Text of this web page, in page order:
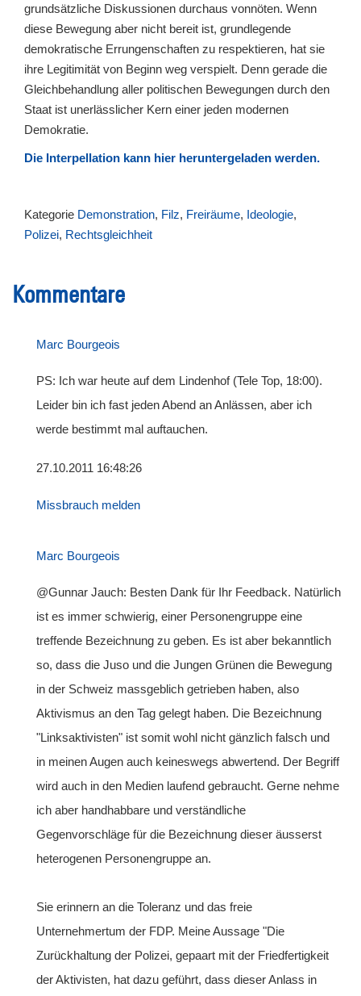
grundsätzliche Diskussionen durchaus vonnöten. Wenn
diese Bewegung aber nicht bereit ist, grundlegende
demokratische Errungenschaften zu respektieren, hat sie
ihre Legitimität von Beginn weg verspielt. Denn gerade die
Gleichbehandlung aller politischen Bewegungen durch den
Staat ist unerlässlicher Kern einer jeden modernen
Demokratie.
Die Interpellation kann hier heruntergeladen werden.
Kategorie Demonstration, Filz, Freiräume, Ideologie,
Polizei, Rechtsgleichheit
Kommentare
Marc Bourgeois
PS: Ich war heute auf dem Lindenhof (Tele Top, 18:00).
Leider bin ich fast jeden Abend an Anlässen, aber ich
werde bestimmt mal auftauchen.
27.10.2011 16:48:26
Missbrauch melden
Marc Bourgeois
@Gunnar Jauch: Besten Dank für Ihr Feedback. Natürlich
ist es immer schwierig, einer Personengruppe eine
treffende Bezeichnung zu geben. Es ist aber bekanntlich
so, dass die Juso und die Jungen Grünen die Bewegung
in der Schweiz massgeblich getrieben haben, also
Aktivismus an den Tag gelegt haben. Die Bezeichnung
"Linksaktivisten" ist somit wohl nicht gänzlich falsch und
in meinen Augen auch keineswegs abwertend. Der Begriff
wird auch in den Medien laufend gebraucht. Gerne nehme
ich aber handhabbare und verständliche
Gegenvorschläge für die Bezeichnung dieser äusserst
heterogenen Personengruppe an.
Sie erinnern an die Toleranz und das freie
Unternehmertum der FDP. Meine Aussage "Die
Zurückhaltung der Polizei, gepaart mit der Friedfertigkeit
der Aktivisten, hat dazu geführt, dass dieser Anlass in